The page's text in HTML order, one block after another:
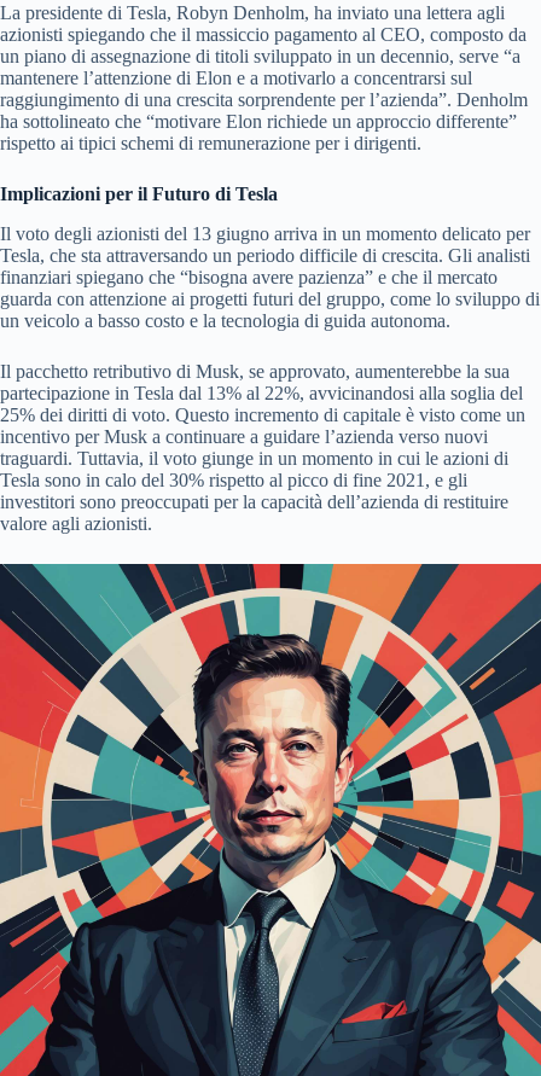
La presidente di Tesla, Robyn Denholm, ha inviato una lettera agli
azionisti spiegando che il massiccio pagamento al CEO, composto da
un piano di assegnazione di titoli sviluppato in un decennio, serve “a
mantenere l’attenzione di Elon e a motivarlo a concentrarsi sul
raggiungimento di una crescita sorprendente per l’azienda”. Denholm
ha sottolineato che “motivare Elon richiede un approccio differente”
rispetto ai tipici schemi di remunerazione per i dirigenti.
Implicazioni per il Futuro di Tesla
Il voto degli azionisti del 13 giugno arriva in un momento delicato per
Tesla, che sta attraversando un periodo difficile di crescita. Gli analisti
finanziari spiegano che “bisogna avere pazienza” e che il mercato
guarda con attenzione ai progetti futuri del gruppo, come lo sviluppo di
un veicolo a basso costo e la tecnologia di guida autonoma.
Il pacchetto retributivo di Musk, se approvato, aumenterebbe la sua
partecipazione in Tesla dal 13% al 22%, avvicinandosi alla soglia del
25% dei diritti di voto. Questo incremento di capitale è visto come un
incentivo per Musk a continuare a guidare l’azienda verso nuovi
traguardi. Tuttavia, il voto giunge in un momento in cui le azioni di
Tesla sono in calo del 30% rispetto al picco di fine 2021, e gli
investitori sono preoccupati per la capacità dell’azienda di restituire
valore agli azionisti.